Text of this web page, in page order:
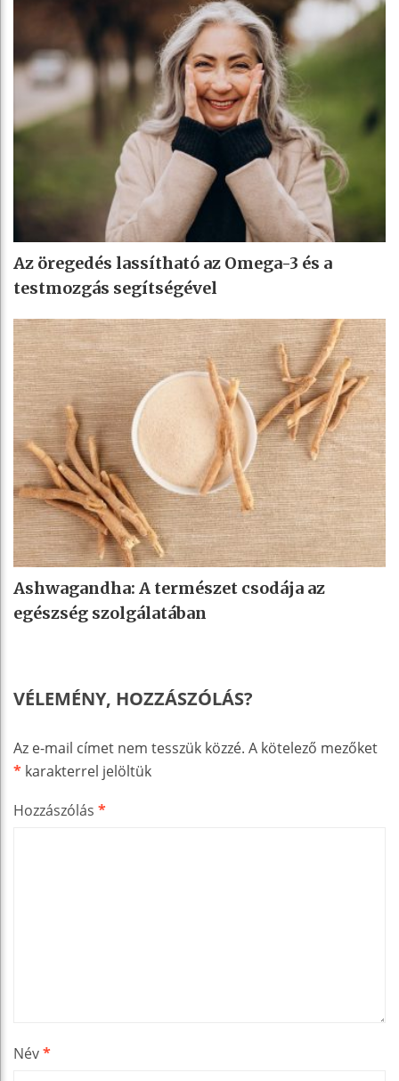
Az öregedés lassítható az Omega-3 és a
testmozgás segítségével
Ashwagandha: A természet csodája az
egészség szolgálatában
VÉLEMÉNY, HOZZÁSZÓLÁS?
Az e-mail címet nem tesszük közzé. A kötelező mezőket
* karakterrel jelöltük
Hozzászólás *
Név*